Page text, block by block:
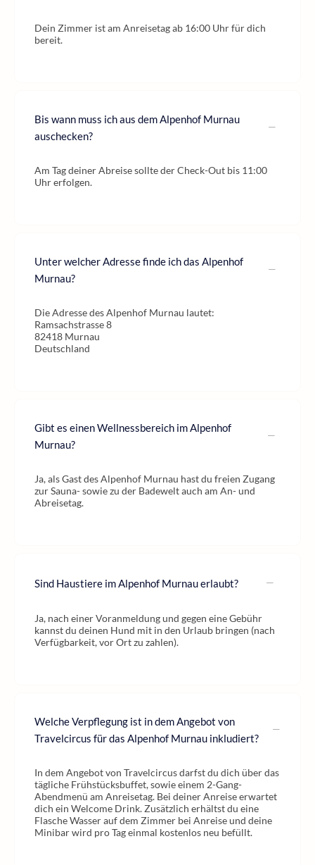
Dein Zimmer ist am Anreisetag ab 16:00 Uhr für dich
bereit.
Bis wann muss ich aus dem Alpenhof Murnau
auschecken?
Am Tag deiner Abreise sollte der Check-Out bis 11:00
Uhr erfolgen.
Unter welcher Adresse finde ich das Alpenhof
Murnau?
Die Adresse des Alpenhof Murnau lautet:
Ramsachstrasse 8
82418 Murnau
Deutschland
Gibt es einen Wellnessbereich im Alpenhof
Murnau?
Ja, als Gast des Alpenhof Murnau hast du freien Zugang
zur Sauna- sowie zu der Badewelt auch am An- und
Abreisetag.
Sind Haustiere im Alpenhof Murnau erlaubt?
Ja, nach einer Voranmeldung und gegen eine Gebühr
kannst du deinen Hund mit in den Urlaub bringen (nach
Verfügbarkeit, vor Ort zu zahlen).
Welche Verpflegung ist in dem Angebot von
Travelcircus für das Alpenhof Murnau inkludiert?
In dem Angebot von Travelcircus darfst du dich über das
tägliche Frühstücksbuffet, sowie einem 2-Gang-
Abendmenü am Anreisetag. Bei deiner Anreise erwartet
dich ein Welcome Drink. Zusätzlich erhältst du eine
Flasche Wasser auf dem Zimmer bei Anreise und deine
Minibar wird pro Tag einmal kostenlos neu befüllt.